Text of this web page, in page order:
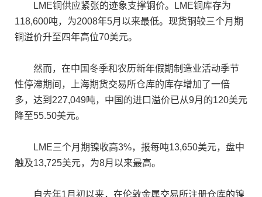
LME铜供应紧张的迹象支撑铜价。LME铜库存为
118,600吨，为2008年5月以来最低。现货铜较三个月期
铜溢价升至四年高位70美元。
然而，在中国冬季和农历新年假期制造业活动季节
性停滞期间，上海期货交易所仓库的库存增加了一倍
多，达到227,049吨，中国的进口溢价已从9月的120美元
降至55.50美元。
LME三个月期镍收高3%，报每吨13,650美元，盘中
触及13,725美元，为8月以来最高。
自去年1月初以来，在伦敦金属交易所注册仓库的镍